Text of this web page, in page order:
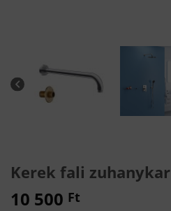
Kerek fali zuhanykar
10 500 Ft